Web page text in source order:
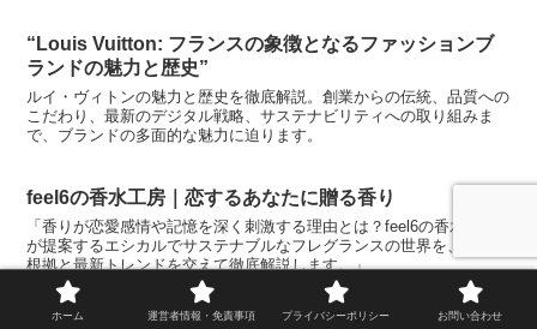
“Louis Vuitton: フランスの象徴となるファッションブ
ランドの魅力と歴史”
ルイ・ヴィトンの魅力と歴史を徹底解説。創業からの伝統、品質への
こだわり、最新のデジタル戦略、サステナビリティへの取り組みま
で、ブランドの多面的な魅力に迫ります。
feel6の香水工房｜恋するあなたに贈る香り
「香りが恋愛感情や記憶を深く刺激する理由とは？feel6の香水工房
が提案するエシカルでサステナブルなフレグランスの世界を、科学的
根拠と最新トレンドを交えて徹底解説します。」
ホーム 運営者情報・免責事項 プライバシーポリシー お問い合わせ